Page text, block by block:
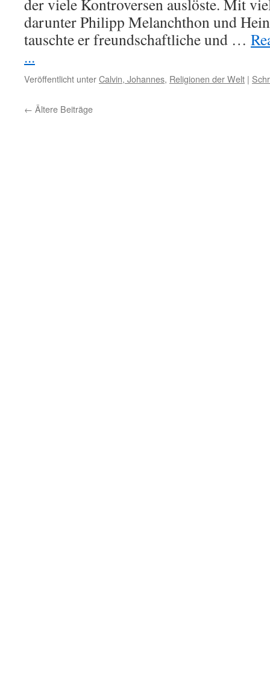
der viele Kontroversen auslöste. Mit
darunter Philipp Melanchthon und
tauschte er freundschaftliche und …
...
Veröffentlicht unterCalvin, Johannes, Religionen der Welt |
← Ältere Beiträge